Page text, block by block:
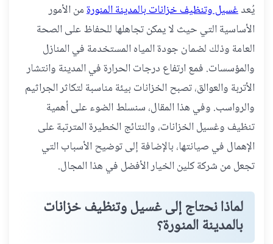
يُعدغسيل وتنظيف خزانات بالمدينة المنورةمن الأمور
الأساسية التي حيث لا يمكن تجاهلها للحفاظ على الصحة
العامة وذلك لضمان جودة المياه المستخدمة في المنازل
والمؤسسات. فمع ارتفاع درجات الحرارة في المدينة وانتشار
الأتربة والعوالق، تصبح الخزانات بيئة مناسبة لتكاثر الجراثيم
والرواسب. وفي هذا المقال، سنسلط الضوء على أهمية
تنظيف وغسيل الخزانات، والنتائج الخطيرة المترتبة على
الإهمال في صيانتها، بالإضافة إلى توضيح الأسباب التي
تجعل من شركة كلين الخيار الأفضل في هذا المجال.
لماذا نحتاج إلى غسيل وتنظيف خزانات
بالمدينة المنورة؟